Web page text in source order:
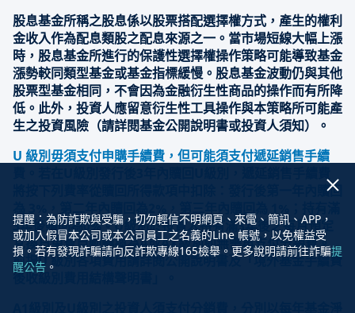
股息基金所稱之股息係以股票搭配選擇權方式，產生的權利
金收入作為配息類股之配息來源之一。當市場短線大幅上漲
時，股息基金所進行的保護性選擇權操作策略可能導致基金
漲勢較同類型基金或基金指標緩慢。股息基金波動仍與其他
股票型基金相同，不會因為金融衍生性商品的操作而有所降
低。此外，投資人應留意衍生性工具操作與本策略所可能產
生之投資風險（請詳閱基金公開說明書或投資人須知）。
U 級別毋須支付申購手續費，但可能須支付遞延銷售手續
將按下列費率從贖回所得款項中扣除：發行後第一年內贖回
3年後贖回為0%。U級別於投資人持有滿3年後之每月預定
兌換日免費自動轉換為A或AX級別即無需再支付分銷費。
前揭U 級別各項費用請詳閱公開說明書及「境外基金手續費
後收級別費用結構聲明書」。
提醒： 為防詐欺與受騙，切勿輕信不明網頁、來電、簡訊、 APP ，
或加入假冒本公司或本公司員工之名義的Line 帳號，以免權益受
損。若有發現詐騙請向反詐欺專線165檢舉。更多說明請前往詐騙提
醒公告 。